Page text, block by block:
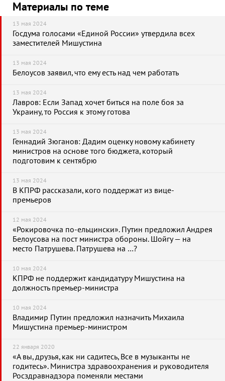
Материалы по теме
13 мая 2024
Госдума голосами «Единой России» утвердила всех
заместителей Мишустина
13 мая 2024
Белоусов заявил, что ему есть над чем работать
13 мая 2024
Лавров: Если Запад хочет биться на поле боя за
Украину, то Россия к этому готова
13 мая 2024
Геннадий Зюганов: Дадим оценку новому кабинету
министров на основе того бюджета, который
подготовим к сентябрю
13 мая 2024
В КПРФ рассказали, кого поддержат из вице-
премьеров
12 мая 2024
«Рокировочка по-ельцински». Путин предложил Андрея
Белоусова на пост министра обороны. Шойгу — на
место Патрушева. Патрушева на …?
10 мая 2024
КПРФ не поддержит кандидатуру Мишустина на
должность премьер-министра
10 мая 2024
Владимир Путин предложил назначить Михаила
Мишустина премьер-министром
22 января 2020
«А вы, друзья, как ни садитесь, Все в музыканты не
годитесь». Министра здравоохранения и руководителя
Росздравнадзора поменяли местами